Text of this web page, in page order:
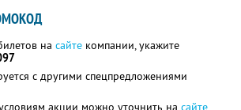
на сайте компании, укажите
с другими спецпредложениями
акции можно уточнить на сайте